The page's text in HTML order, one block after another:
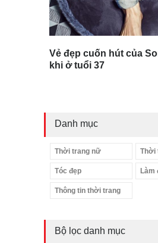
Vẻ đẹp cuốn hút của
khi ở tuổi 37
Danh mục
Thời trang nữ Thời
Tóc đẹp Làm
Thông tin thời trang
Bộ lọc danh mục